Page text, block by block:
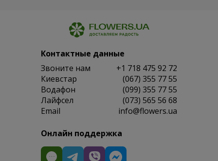
Контактные данные
Звоните нам
+1 718 475 92 72
Киевстар
(067) 355 77 55
Водафон
(099) 355 77 55
Лайфсел
(073) 565 56 68
Email
info@flowers.ua
Онлайн поддержка